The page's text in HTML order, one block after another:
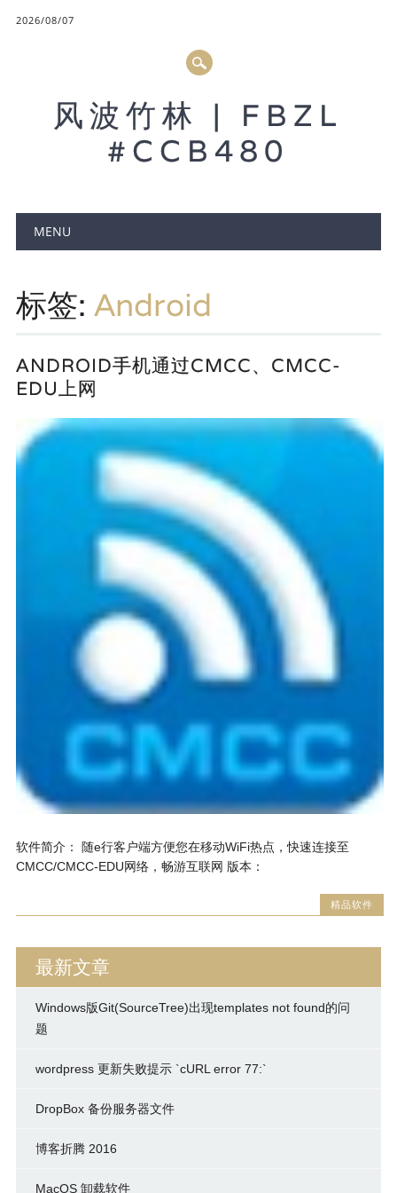
2026/08/07
风波竹林 | FBZL
#CCB480
Main menu
MENU
标签: Android
ANDROID手机通过CMCC、CMCC-
EDU上网
软件简介： 随e行客户端方便您在移动WiFi热点，快速连接至
CMCC/CMCC-EDU网络，畅游互联网 版本：
精品软件
最新文章
Windows版Git(SourceTree)出现templates not found的问
题
wordpress 更新失败提示 `cURL error 77:`
DropBox 备份服务器文件
博客折腾 2016
MacOS 卸载软件